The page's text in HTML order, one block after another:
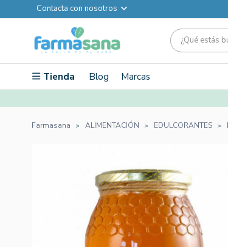
Contacta con nosotros
Tienda Blog Marcas
Farmasana ALIMENTACIÓN EDULCORANTES